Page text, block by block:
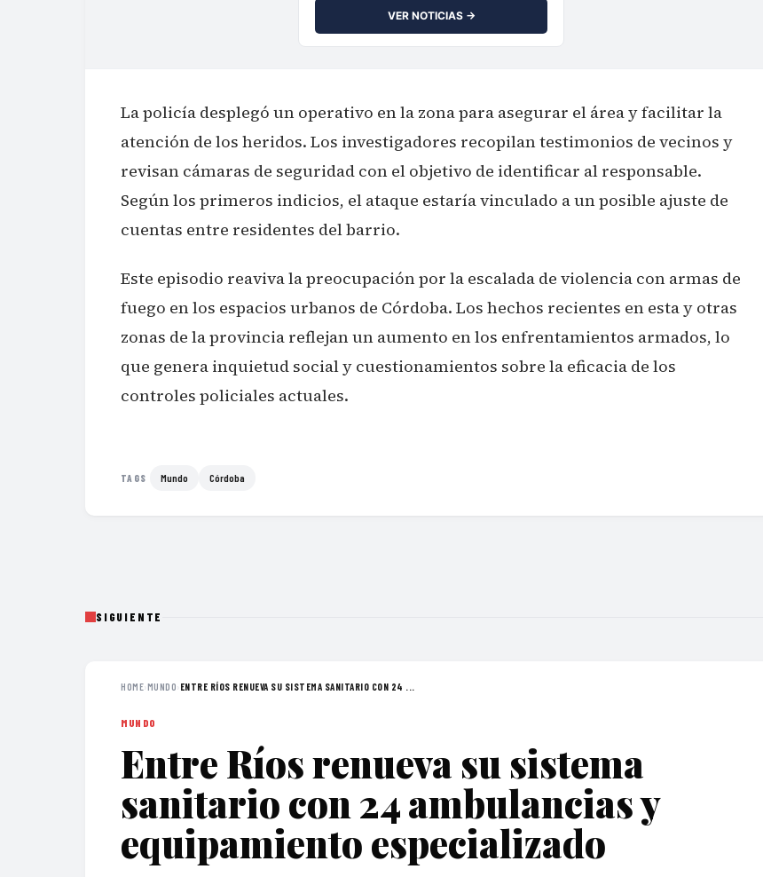
VER NOTICIAS →
La policía desplegó un operativo en la zona para asegurar el área y facilitar la
atención de los heridos. Los investigadores recopilan testimonios de vecinos y
revisan cámaras de seguridad con el objetivo de identificar al responsable.
Según los primeros indicios, el ataque estaría vinculado a un posible ajuste de
cuentas entre residentes del barrio.
Este episodio reaviva la preocupación por la escalada de violencia con armas de
fuego en los espacios urbanos de Córdoba. Los hechos recientes en esta y otras
zonas de la provincia reflejan un aumento en los enfrentamientos armados, lo
que genera inquietud social y cuestionamientos sobre la eficacia de los
controles policiales actuales.
TAGS Mundo Córdoba
SIGUIENTE
HOME›MUNDO› ENTRE RÍOS RENUEVA SU SISTEMA SANITARIO CON 24 ...
MUNDO
Entre Ríos renueva su sistema
sanitario con 24 ambulancias y
equipamiento especializado